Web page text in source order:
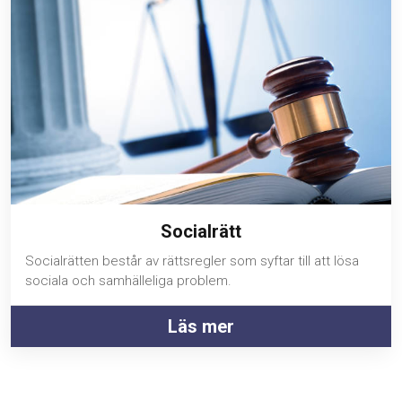
Socialrätt
Socialrätten består av rättsregler som syftar till att lösa
sociala och samhälleliga problem.
Läs mer